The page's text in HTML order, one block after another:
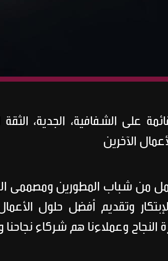
على الشفافية، الجدية،
الآخرين
من شباب المطورين ومصممى
وتقديم أفضل حلول
النجاح وعملاءنا هم شركاء نجاحنا